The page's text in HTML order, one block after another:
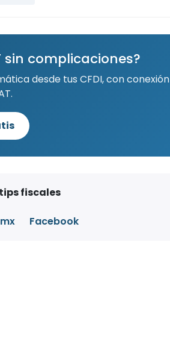
sin complicaciones?
desde tus CFDI, con conexión
fiscales
Facebook